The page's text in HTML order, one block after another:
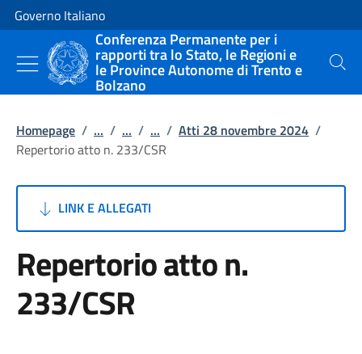
Vai al contenuto
Vai alla navigazione del sito
Governo Italiano
Conferenza Permanente per i
rapporti tra lo Stato, le Regioni e
le Province Autonome di Trento e
Bolzano
Cerca
Homepage / ... / ... / ... / Atti 28 novembre 2024 /
Repertorio atto n. 233/CSR
LINK E ALLEGATI
Repertorio atto n.
233/CSR